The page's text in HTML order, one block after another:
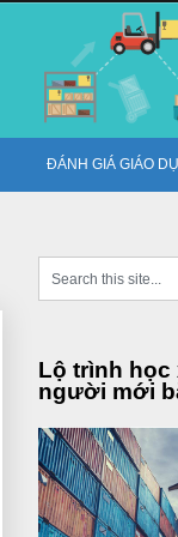
ĐÁNH GIÁ GIÁO
Lộ trình học
người mới